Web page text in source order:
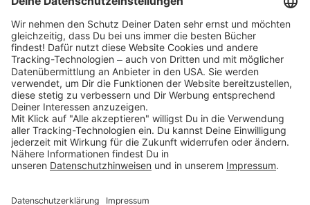
Partnerprogramm (Affiliate)
Folge uns auf
* Versandkostenfrei ab 9,00 € Bestellwert innerhalb
Deutschlands
** Lieferzeit 1-3 Werktage innerhalb Deutschlands